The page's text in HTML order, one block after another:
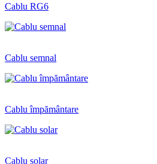
Cablu RG6
Cablu semnal
Cablu împământare
Cablu solar